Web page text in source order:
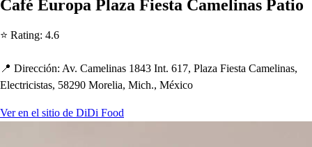
Café Europa Plaza Fiesta Camelinas Patio
⭐ Rating: 4.6
📍 Dirección: Av. Camelinas 1843 Int. 617, Plaza Fiesta Camelinas,
Electricistas, 58290 Morelia, Mich., México
Ver en el sitio de DiDi Food